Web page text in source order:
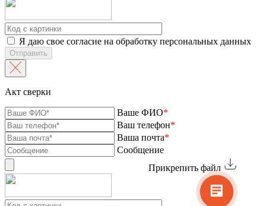
Я даю свое согласие на обработку персональных данных
Отправить
Акт сверки
Ваше ФИО*
Ваш телефон*
Ваша почта*
Сообщение
Прикрепить файл